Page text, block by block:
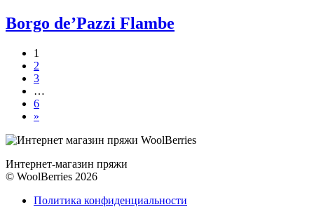
Borgo de’Pazzi Flambe
1
2
3
…
6
»
Интернет-магазин пряжи
© WoolBerries 2026
Политика конфиденциальности